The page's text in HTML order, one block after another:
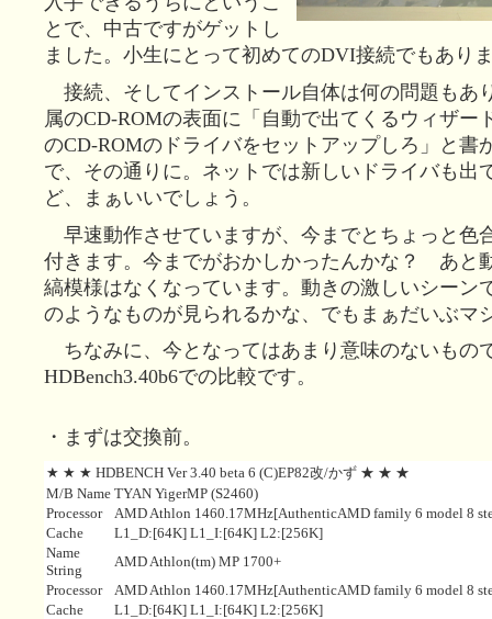
とで、中古ですがゲットし
ました。小生にとって初めてのDVI接続でもあり
接続、そしてインストール自体は何の問題もあ
属のCD-ROMの表面に「自動で出てくるウィザー
のCD-ROMのドライバをセットアップしろ」と書
で、その通りに。ネットでは新しいドライバも出
ど、まぁいいでしょう。
早速動作させていますが、今までとちょっと色
付きます。今までがおかしかったんかな？ あと
縞模様はなくなっています。動きの激しいシーン
のようなものが見られるかな、でもまぁだいぶマ
ちなみに、今となってはあまり意味のないもの
HDBench3.40b6での比較です。
・まずは交換前。
★ ★ ★ HDBENCH Ver 3.40 beta 6 (C)EP82改/かず ★ ★ ★
M/B Name TYAN YigerMP (S2460)
Processor
AMD Athlon 1460.17MHz[AuthenticAMD family 6 model 8
Cache
L1_D:[64K] L1_I:[64K] L2:[256K]
Name
String
AMD Athlon(tm) MP 1700+
Processor
AMD Athlon 1460.17MHz[AuthenticAMD family 6 model 8
Cache
L1_D:[64K] L1_I:[64K] L2:[256K]